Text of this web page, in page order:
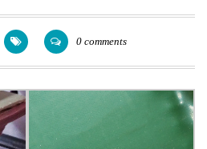
0 comments